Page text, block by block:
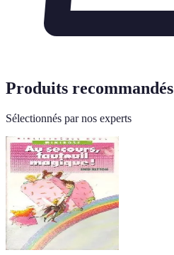
Produits recommandés
Sélectionnés par nos experts